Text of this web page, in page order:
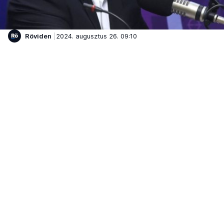
Röviden 2024. augusztus 26. 09:10